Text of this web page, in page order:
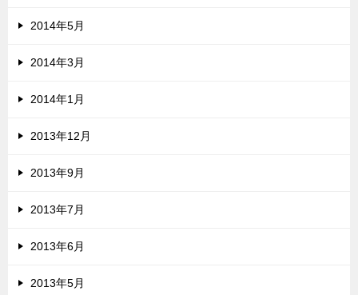
2014年5月
2014年3月
2014年1月
2013年12月
2013年9月
2013年7月
2013年6月
2013年5月